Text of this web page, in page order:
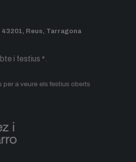
43201, Reus, Tarragona
i festius *.
per a veure els festius oberts